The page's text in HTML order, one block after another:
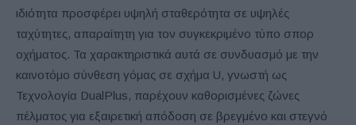
ιδιότητα προσφέρει υψηλή σταθερότητα σε υψηλές
ταχύτητες, απαραίτητη για τον συγκεκριμένο τύπο σπορ
οχήματος. Τα χαρακτηριστικά αυτά σε συνδυασμό με την
καινοτόμο σύνθεση γόμας σε σχήμα U, γνωστή ως
Τεχνολογία DualPlus, παρέχουν καθορισμένες ζώνες
πέλματος για εξαιρετική απόδοση σε βρεγμένο και στεγνό